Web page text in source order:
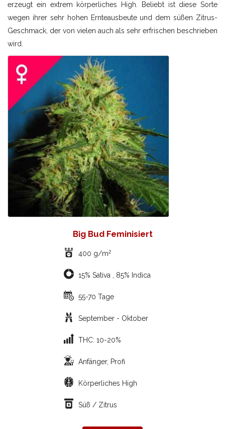
erzeugt ein extrem körperliches High. Beliebt ist diese Sorte
wegen ihrer sehr hohen Ernteausbeute und dem süßen Zitrus-
Geschmack, der von vielen auch als sehr erfrischen beschrieben
wird.
Big Bud Feminisiert
400 g/m2
15% Sativa , 85% Indica
55-70 Tage
September - Oktober
THC: 10-20%
Anfänger, Profi
Körperliches High
Süß / Zitrus